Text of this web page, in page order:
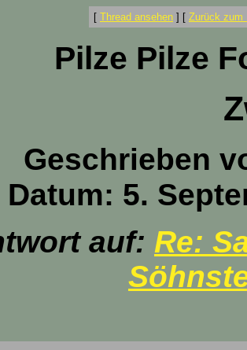
[ Thread ansehen ] [ Zurück zum
Pilze Pilze
Geschrieben
Datum: 5.
auf: Re: